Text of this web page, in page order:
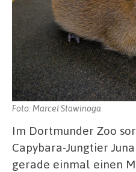
Foto: Marcel Stawinoga
Im Dortmunder Zoo
Capybara-Jungtier
gerade einmal einen